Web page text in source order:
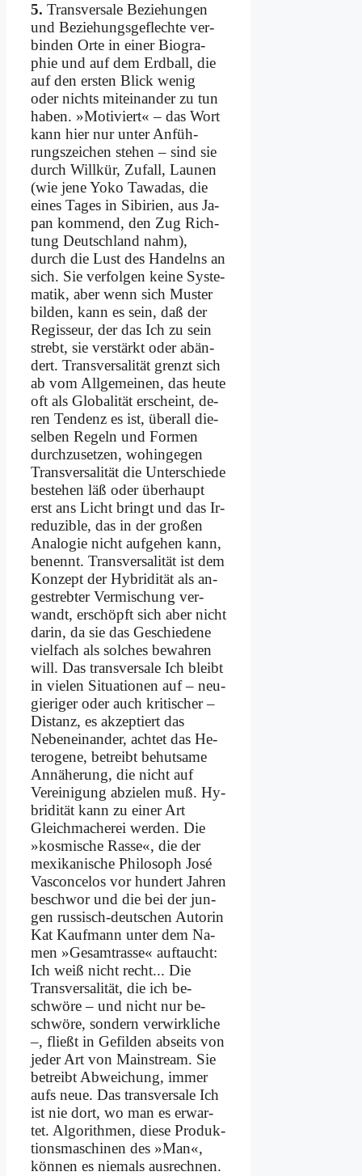
5. Trans­ver­sa­le Be­zie­hun­gen
und Be­zie­hungs­ge­flech­te ver­
bin­den Or­te in ei­ner Bio­gra­
phie und auf dem Erd­ball, die
auf den er­sten Blick we­nig
oder nichts mit­ein­an­der zu tun
ha­ben. »Mo­ti­viert« – das Wort
kann hier nur un­ter An­füh­
rungs­zei­chen ste­hen – sind sie
durch Will­kür, Zu­fall, Lau­nen
(wie je­ne Yo­ko Ta­wa­das, die
ei­nes Ta­ges in Si­bi­ri­en, aus Ja­
pan kom­mend, den Zug Rich­
tung Deutsch­land nahm),
durch die Lust des Han­delns an
sich. Sie ver­fol­gen kei­ne Sy­ste­
ma­tik, aber wenn sich Mu­ster
bil­den, kann es sein, daß der
Re­gis­seur, der das Ich zu sein
strebt, sie ver­stärkt oder ab­än­
dert. Trans­ver­sa­li­tät grenzt sich
ab vom All­ge­mei­nen, das heu­te
oft als Glo­ba­li­tät er­scheint, de­
ren Ten­denz es ist, über­all die­
sel­ben Re­geln und For­men
durch­zu­set­zen, wo­hin­ge­gen
Trans­ver­sa­li­tät die Un­ter­schie­de
be­stehen läß oder über­haupt
erst ans Licht bringt und das Ir­
re­du­zi­ble, das in der gro­ßen
Ana­lo­gie nicht auf­ge­hen kann,
be­nennt. Trans­ver­sa­li­tät ist dem
Kon­zept der Hy­bri­di­tät als an­
ge­streb­ter Ver­mi­schung ver­
wandt, er­schöpft sich aber nicht
dar­in, da sie das Ge­schie­de­ne
viel­fach als sol­ches be­wah­ren
will. Das trans­ver­sa­le Ich bleibt
in vie­len Si­tua­tio­nen auf – neu­
gie­ri­ger oder auch kri­ti­scher –
Di­stanz, es ak­zep­tiert das
Neben­einander, ach­tet das He­
te­ro­ge­ne, be­treibt be­hut­sa­me
An­nä­he­rung, die nicht auf
Verei­nigung ab­zie­len muß. Hy­
bri­di­tät kann zu ei­ner Art
Gleich­ma­che­rei wer­den. Die
»kos­mische Ras­se«, die der
me­xi­ka­ni­sche Phi­lo­soph Jo­sé
Vas­con­ce­los vor hun­dert Jah­ren
be­schwor und die bei der jun­
gen rus­sisch-deut­schen Au­torin
Kat Kauf­mann un­ter dem Na­
men »Ge­samtras­se« auf­taucht:
Ich weiß nicht recht... Die
Trans­ver­sa­li­tät, die ich be­
schwö­re – und nicht nur be­
schwö­re, son­dern ver­wirk­li­che
–, fließt in Ge­fil­den ab­seits von
je­der Art von Main­stream. Sie
be­treibt Ab­wei­chung, im­mer
aufs neue. Das trans­versale Ich
ist nie dort, wo man es er­war­
tet. Al­go­rith­men, die­se Pro­duk­
ti­ons­ma­schi­nen des »Man«,
kön­nen es nie­mals aus­rech­nen.